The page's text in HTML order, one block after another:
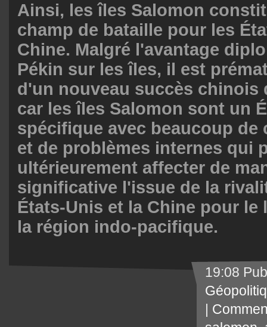
Ainsi, les îles Salomon
champ de bataille pour les
Chine. Malgré l'avantage
Pékin sur les îles, il est
d'un nouveau succès chinois
car les îles Salomon sont un
spécifique avec beaucoup
et de problèmes internes qui
ultérieurement affecter de
significative l'issue de la
États-Unis et la Chine pour le
la région indo-pacifique.
19:08